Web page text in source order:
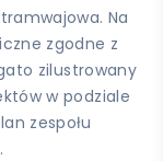
Na
zgodne z
zilustrowany
w podziale
zespołu